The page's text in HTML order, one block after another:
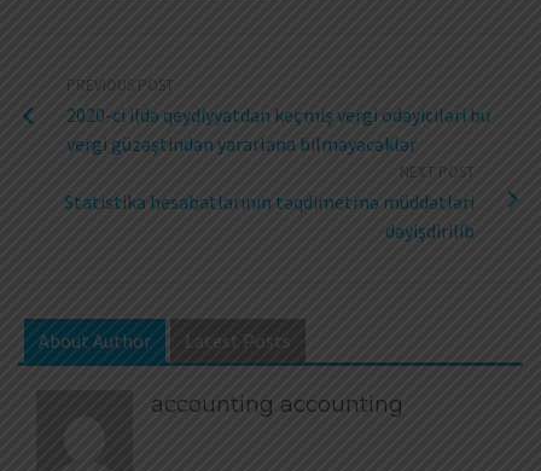
PREVIOUS POST
2020-ci ildə qeydiyyatdan keçmiş vergi ödəyiciləri bu
vergi güzəştindən yararlana bilməyəcəklər
NEXT POST
Statistika hesabatlarının təqdimetmə müddətləri
dəyişdirilib
About Author Latest Posts
accounting accounting